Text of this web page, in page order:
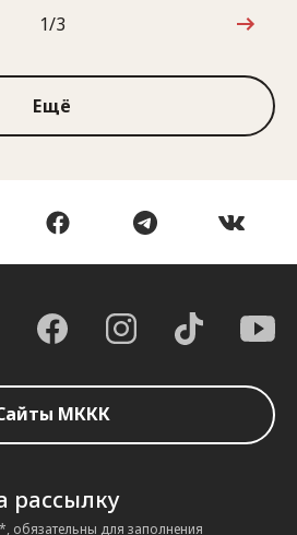
1 из 3
1/3
Ещё
МККК
рассылку
обязательны для заполнения